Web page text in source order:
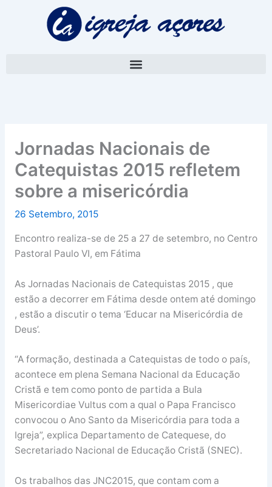
Jornadas Nacionais de
Catequistas 2015 refletem
sobre a misericórdia
26 Setembro, 2015
Encontro realiza-se de 25 a 27 de setembro, no Centro
Pastoral Paulo VI, em Fátima
As Jornadas Nacionais de Catequistas 2015 , que
estão a decorrer em Fátima desde ontem até domingo
, estão a discutir o tema ‘Educar na Misericórdia de
Deus’.
“A formação, destinada a Catequistas de todo o país,
acontece em plena Semana Nacional da Educação
Cristã e tem como ponto de partida a Bula
Misericordiae Vultus com a qual o Papa Francisco
convocou o Ano Santo da Misericórdia para toda a
Igreja”, explica Departamento de Catequese, do
Secretariado Nacional de Educação Cristã (SNEC).
Os trabalhos das JNC2015, que contam com a